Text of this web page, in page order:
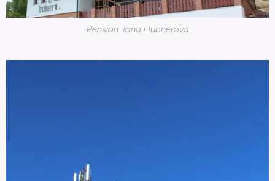
Pension Jana Hubnerová